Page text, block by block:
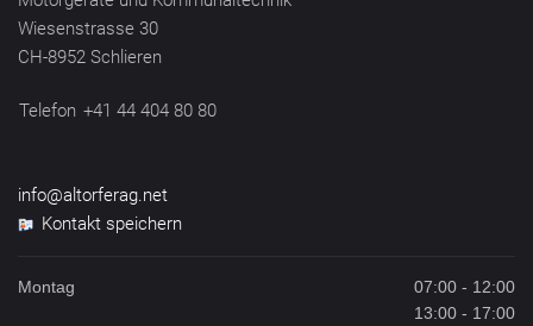
Wiesenstrasse 30
CH-8952 Schlieren
Telefon +41 44 404 80 80
info@altorferag.net
Kontakt speichern
Montag
07:00 - 12:00
13:00 - 17:00